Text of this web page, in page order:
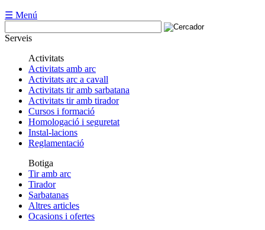
☰ Menú
Serveis
Activitats
Activitats amb arc
Activitats arc a cavall
Activitats tir amb sarbatana
Activitats tir amb tirador
Cursos i formació
Homologació i seguretat
Instal-lacions
Reglamentació
Botiga
Tir amb arc
Tirador
Sarbatanas
Altres articles
Ocasions i ofertes